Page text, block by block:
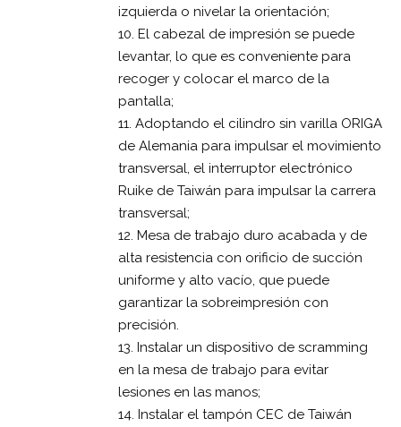
izquierda o nivelar la orientación;
10. El cabezal de impresión se puede
levantar, lo que es conveniente para
recoger y colocar el marco de la
pantalla;
11. Adoptando el cilindro sin varilla ORIGA
de Alemania para impulsar el movimiento
transversal, el interruptor electrónico
Ruike de Taiwán para impulsar la carrera
transversal;
12. Mesa de trabajo duro acabada y de
alta resistencia con orificio de succión
uniforme y alto vacío, que puede
garantizar la sobreimpresión con
precisión.
13. Instalar un dispositivo de scramming
en la mesa de trabajo para evitar
lesiones en las manos;
14. Instalar el tampón CEC de Taiwán